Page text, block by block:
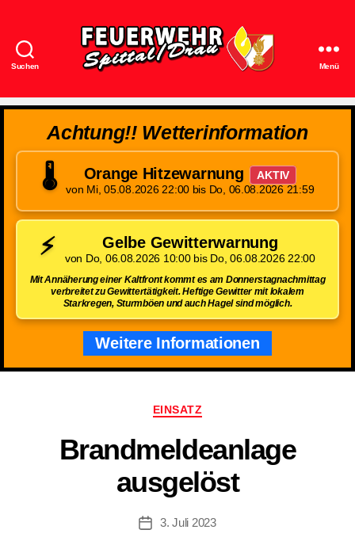
Suchen
Spittal/Drau
Menü
Achtung!! Wetterinformation
🌡️ Orange Hitzewarnung
AKTIV
von Mi, 05.08.2026 22:00 bis Do, 06.08.2026 21:59
⚡ Gelbe Gewitterwarnung
von Do, 06.08.2026 10:00 bis Do, 06.08.2026 22:00
Mit Annäherung einer Kaltfront kommt es am Donnerstagnachmittag
verbreitet zu Gewittertätigkeit. Heftige Gewitter mit lokalem
Starkregen, Sturmböen und auch Hagel sind möglich.
Weitere Informationen
Kategorien
EINSATZ
Brandmeldeanlage
ausgelöst
Beitragsdatum
3. Juli 2023